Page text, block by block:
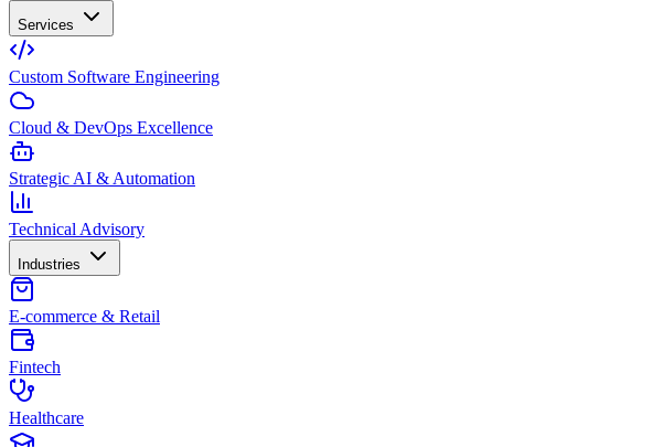
Services
Custom Software Engineering
Cloud & DevOps Excellence
Strategic AI & Automation
Technical Advisory
Industries
E-commerce & Retail
Fintech
Healthcare